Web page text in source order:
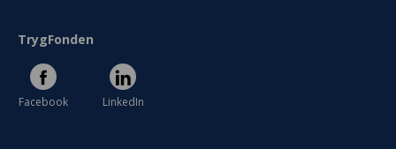
TrygFonden
Facebook LinkedIn